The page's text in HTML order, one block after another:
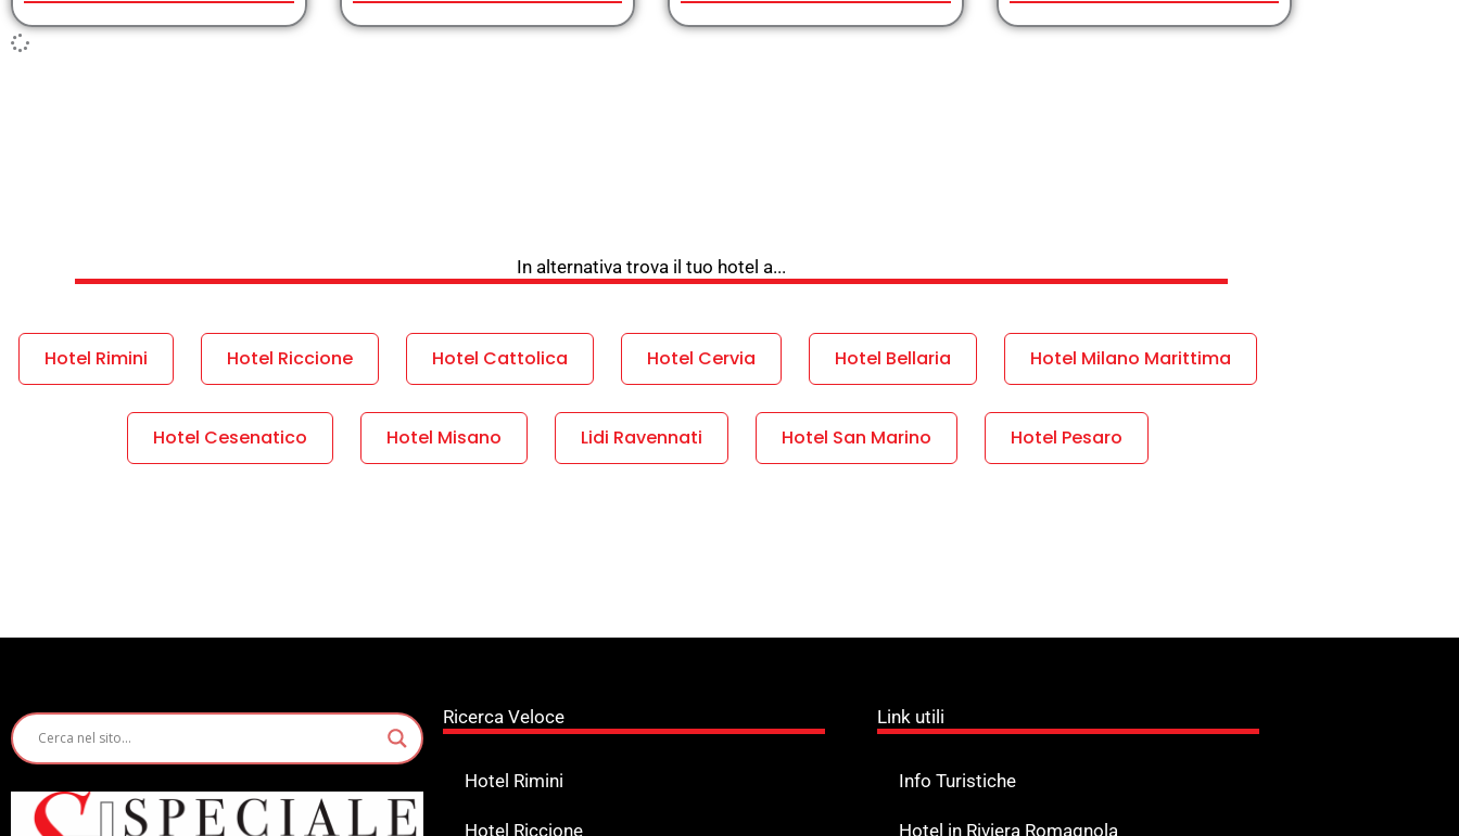
In alternativa trova il tuo hotel a...
Hotel Rimini Hotel Riccione Hotel Cattolica Hotel Cervia Hotel Bellaria Hotel Milano Marittima
Hotel Cesenatico Hotel Misano Lidi Ravennati Hotel San Marino Hotel Pesaro
Ricerca Veloce
Hotel Rimini
Hotel Riccione
Link utili
Info Turistiche
Hotel in Riviera Romagnola